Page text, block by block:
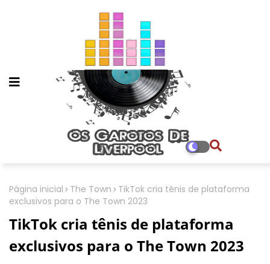
Página inicial The Town
TikTok cria tênis de plataforma
exclusivos para o The Town 2023
TikTok cria tênis de plataforma
exclusivos para o The Town 2023